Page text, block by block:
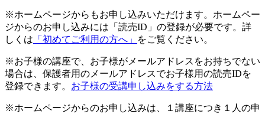
※ホームページからもお申し込みいただけます。ホームペー
ジからのお申し込みには「読売ID」の登録が必要です。詳
しくは 「初めてご利用の方へ」 をご覧ください。
※お子様の講座で、お子様がメールアドレスをお持ちでない
場合は、保護者用のメールアドレスでお子様用の読売IDを
登録できます。 お子様の受講申し込みをする方法
※ホームページからのお申し込みは、１講座につき１人の申